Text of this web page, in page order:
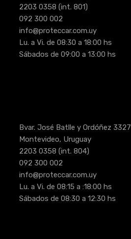
2203 0358 (int. 801)
092 300 002
info@proteccar.com.uy
Lu. a Vi. de 08:30 a 18:00 hs
Sábados de 09:00 a 13:00 hs
Bvar. José Batlle y Ordóñez 3327
Montevideo, Uruguay
2203 0358 (int. 804)
092 300 002
info@proteccar.com.uy
Lu. a Vi. de 08:15 a :18:00 hs
Sábados de 08:30 a 12:30 hs